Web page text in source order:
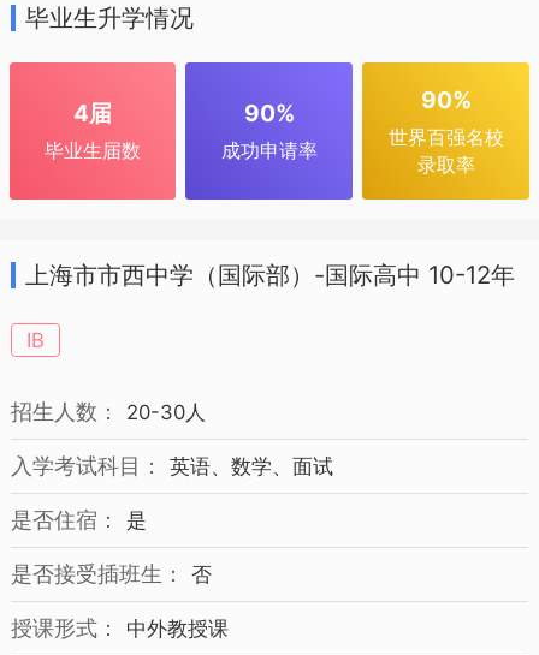
毕业生升学情况
4届
毕业生届数
90%
成功申请率
90%
世界百强名校
录取率
上海市市西中学（国际部）-国际高中 10-12年
IB
招生人数： 20-30人
入学考试科目： 英语、数学、面试
是否住宿： 是
是否接受插班生： 否
授课形式： 中外教授课